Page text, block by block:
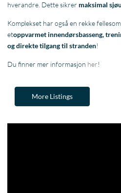
hverandre. Dette sikrer maksimal
Komplekset har også en rekke
etoppvarmet innendørsbasseng,
og direkte tilgang til stranden!
Du finner mer informasjon her!
More Listings